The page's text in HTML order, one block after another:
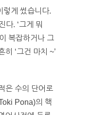
렇게 썼습니다.
다. ‘그게 뭐
복잡하거나 그
히 ‘그건 마치 ~’
은 수의 단어로
Pona)의 핵